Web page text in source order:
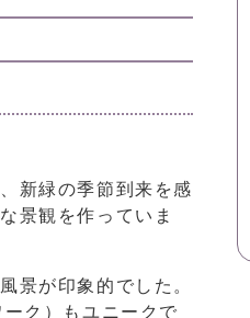
新緑の季節到来を感
景観を作っていま
景が印象的でした。
ク）もユニークで